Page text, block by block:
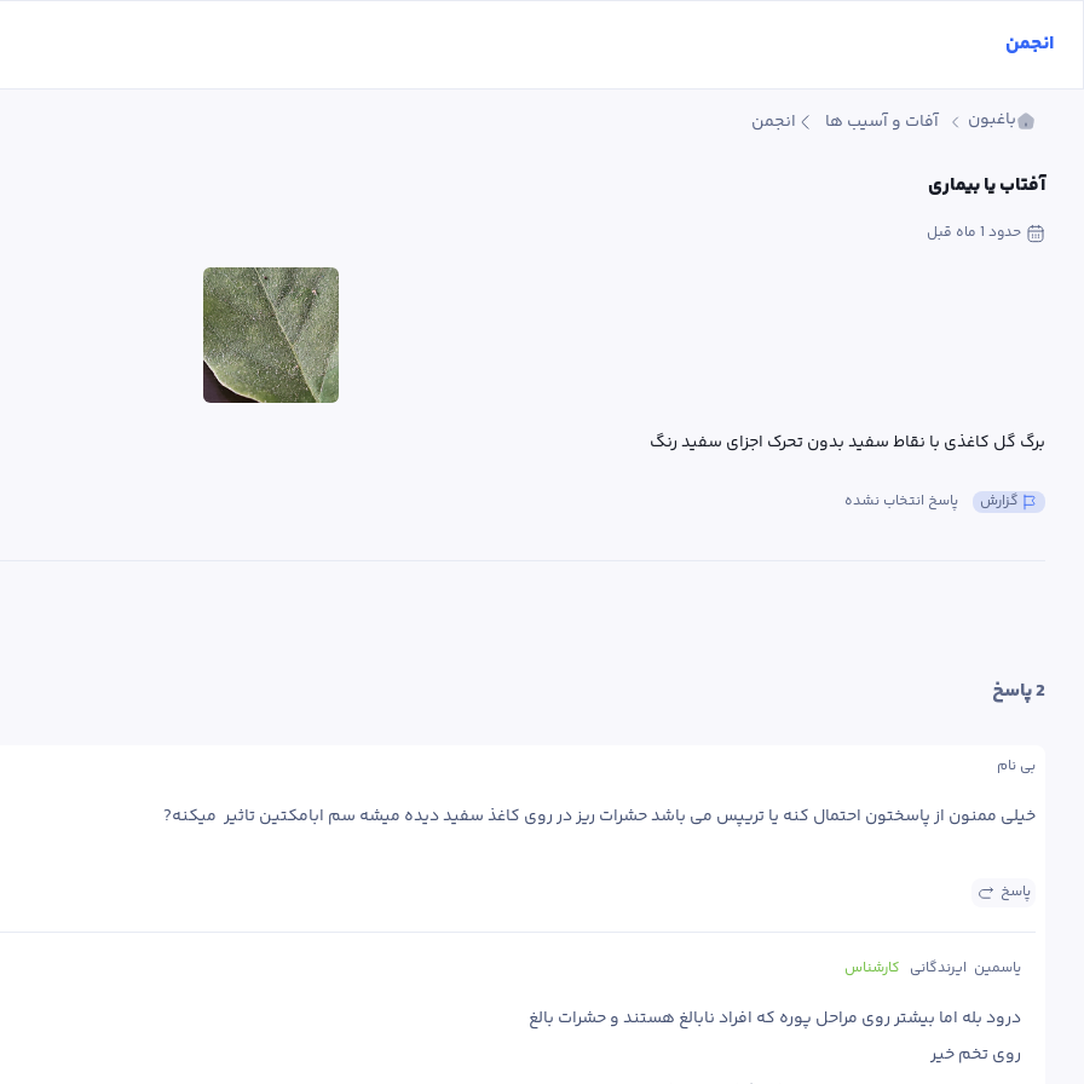
باغبون آفات و آسیب ها انجمن
آفتاب یا بیماری
حدود 1 ماه قبل
برگ گل کاغذی با نقاط سفید بدون تحرک اجزای سفید رنگ
پاسخ انتخاب نشده گزارش
2 پاسخ
بی نام
خیلی ممنون از پاسختون احتمال کنه یا تریپس می باشد حشرات ریز در روی کاغذ سفید دیده میشه سم ابامکتین تاثیر  میکنه?
پاسخ
کارشناس یاسمین  ایرندگانی
انجمن